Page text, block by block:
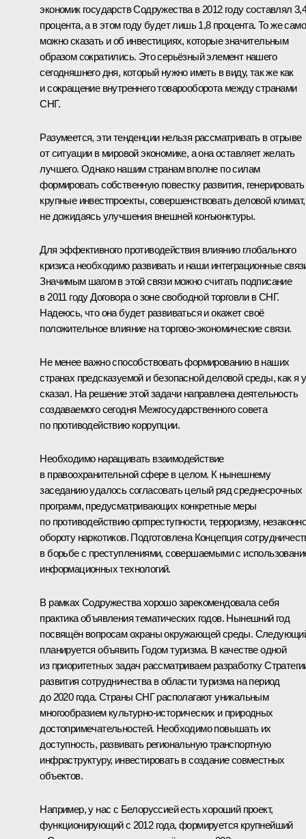
экономик государств Содружества в 2012 году составлял
процента, а в этом году будет лишь 1,8 процента. То же
можно сказать и об инвестициях, которые значительным
образом сократились. Это серьёзный элемент нашего
сегодняшнего дня, который нужно иметь в виду, так же как
и сокращение внутреннего товарооборота между странами
СНГ.
Разумеется, эти тенденции нельзя рассматривать в отрыве
от ситуации в мировой экономике, а она оставляет желать
лучшего. Однако нашим странам вполне по силам
формировать собственную повестку развития, генерировать
крупные инвестпроекты, совершенствовать деловой климат,
не дожидаясь улучшения внешней конъюнктуры.
Для эффективного противодействия влиянию глобального
кризиса необходимо развивать и наши интеграционные
Значимым шагом в этой связи можно считать подписание
в 2011 году Договора о зоне свободной торговли в СНГ.
Надеюсь, что она будет развиваться и окажет своё
положительное влияние на торгово-экономические связи.
Не менее важно способствовать формированию в наших
странах предсказуемой и безопасной деловой среды, как я
сказал. На решение этой задачи направлена деятельность
создаваемого сегодня Межгосударственного совета
по противодействию коррупции.
Необходимо наращивать взаимодействие
в правоохранительной сфере в целом. К нынешнему
заседанию удалось согласовать целый ряд среднесрочных
программ, предусматривающих конкретные меры
по противодействию оргпреступности, терроризму,
обороту наркотиков. Подготовлена Концепция
в борьбе с преступлениями, совершаемыми с
информационных технологий.
В рамках Содружества хорошо зарекомендовала себя
практика объявления тематических годов. Нынешний год
посвящён вопросам охраны окружающей среды.
планируется объявить Годом туризма. В качестве одной
из приоритетных задач рассматриваем разработку
развития сотрудничества в области туризма на период
до 2020 года. Страны СНГ располагают уникальным
многообразием культурно-исторических и природных
достопримечательностей. Необходимо повышать их
доступность, развивать региональную транспортную
инфраструктуру, инвестировать в создание совместных
объектов.
Например, у нас с Белоруссией есть хороший проект,
функционирующий с 2012 года, формируется крупнейший